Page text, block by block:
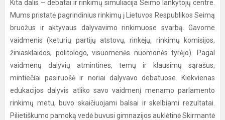
Kita dalis – debatai ir rinkimų simuliacija Seimo lankytojų centre.
Mums pristatė pagrindinius rinkimų į Lietuvos Respublikos Seimą
bruožus ir aktyvaus dalyvavimo rinkimuose svarbą. Gavome
vaidmenis (keturių partijų atstovų, rinkėjų, rinkimų komisijos,
žiniasklaidos, politologo, visuomenės nuomonės tyrėjo). Pagal
vaidmenų dalyvių atmintines, temų ir klausimų sąrašus,
mintiečiai pasiruošė ir noriai dalyvavo debatuose. Kiekvienas
edukacijos dalyvis atliko savo vaidmenį menamo parlamento
rinkimų metu, buvo skaičiuojami balsai ir skelbiami rezultatai.
Pilietiškumo pamoką vedė buvusi gimnazijos auklėtinė Skirmantė